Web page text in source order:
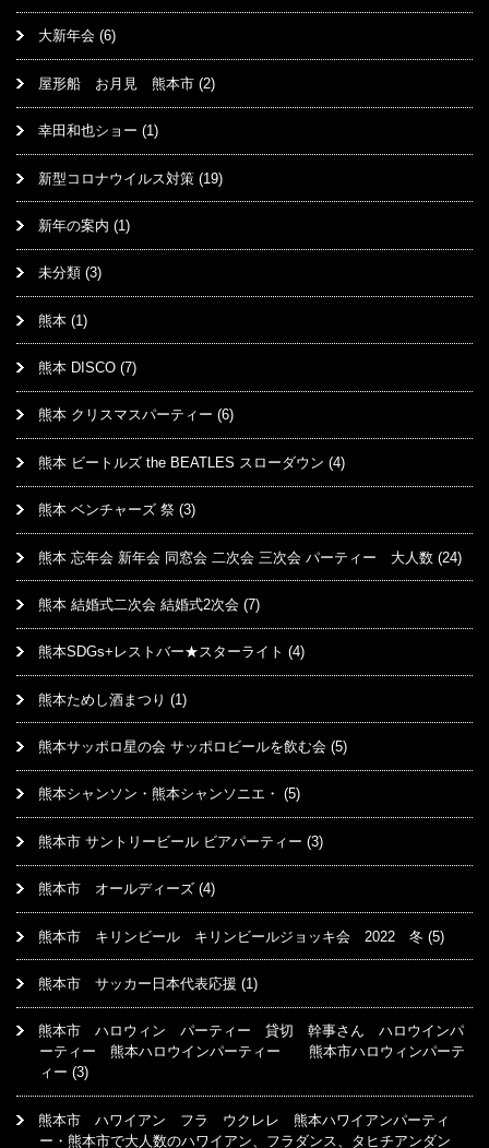
大新年会 (6)
屋形船 お月見 熊本市 (2)
幸田和也ショー (1)
新型コロナウイルス対策 (19)
新年の案内 (1)
未分類 (3)
熊本 (1)
熊本 DISCO (7)
熊本 クリスマスパーティー (6)
熊本 ビートルズ the BEATLES スローダウン (4)
熊本 ベンチャーズ 祭 (3)
熊本 忘年会 新年会 同窓会 二次会 三次会 パーティー 大人数 (24)
熊本 結婚式二次会 結婚式2次会 (7)
熊本SDGs+レストバー★スターライト (4)
熊本ためし酒まつり (1)
熊本サッポロ星の会 サッポロビールを飲む会 (5)
熊本シャンソン・熊本シャンソニエ・ (5)
熊本市 サントリービール ビアパーティー (3)
熊本市 オールディーズ (4)
熊本市 キリンビール キリンビールジョッキ会 2022 冬 (5)
熊本市 サッカー日本代表応援 (1)
熊本市 ハロウィン パーティー 貸切 幹事さん ハロウインパ
ーティー 熊本ハロウインパーティー 熊本市ハロウィンパーテ
ィー (3)
熊本市 ハワイアン フラ ウクレレ 熊本ハワイアンパーティ
ー・熊本市で大人数のハワイアン、フラダンス、タヒチアンダン